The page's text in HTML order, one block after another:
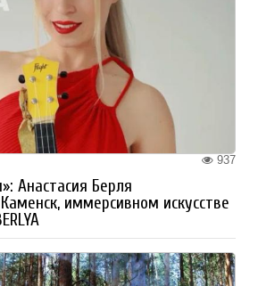
937
Анастасия Берля
иммерсивном искусстве